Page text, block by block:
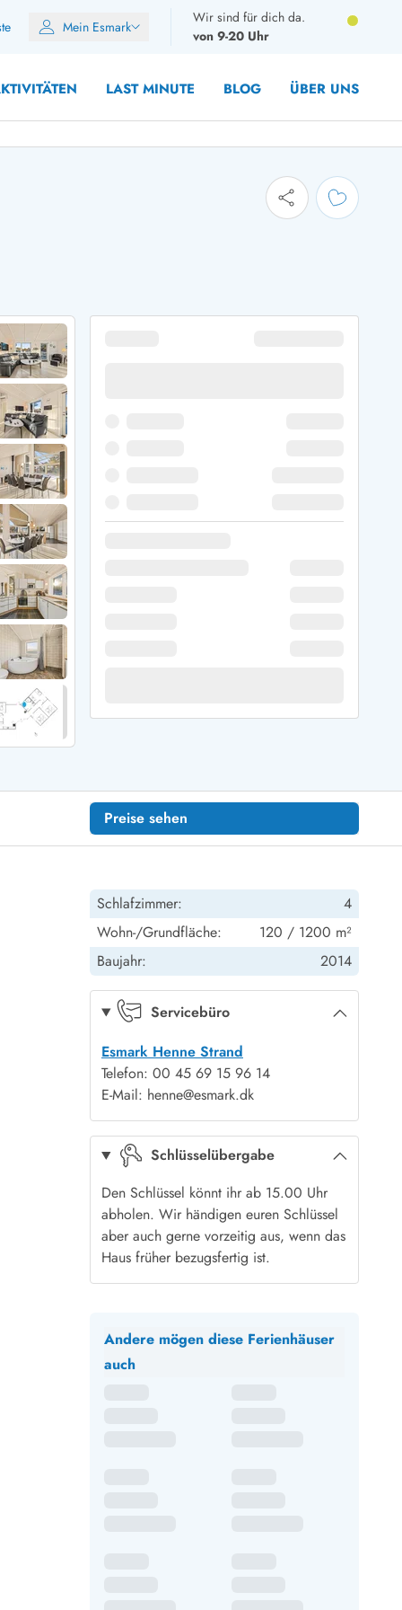
Mein Esmark
Wir sind für dich da.
von 9-20 Uhr
LAST MINUTE BLOG ÜBER UNS
Weihnachten
Silvester
Fjord
Klit
Strand
Husby
Preise sehen
Schlafzimmer:
4
Wohn-/Grundfläche:
120 / 1200 m²
Baujahr:
2014
Servicebüro
Esmark Henne Strand
Telefon: 00 45 69 15 96 14
E-Mail: henne@esmark.dk
Schlüsselübergabe
Den Schlüssel könnt ihr ab 15.00 Uhr
abholen. Wir händigen euren Schlüssel
aber auch gerne vorzeitig aus, wenn das
Haus früher bezugsfertig ist.
Andere mögen diese Ferienhäuser
auch